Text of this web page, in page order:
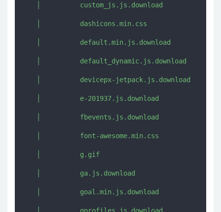
   │          custom_js.js.download
   │          dashicons.min.css
   │          default.min.js.download
   │          default_dynamic.js.download
   │          devicepx-jetpack.js.download
   │          e-201937.js.download
   │          fbevents.js.download
   │          font-awesome.min.css
   │          g.gif
   │          ga.js.download
   │          goal.min.js.download